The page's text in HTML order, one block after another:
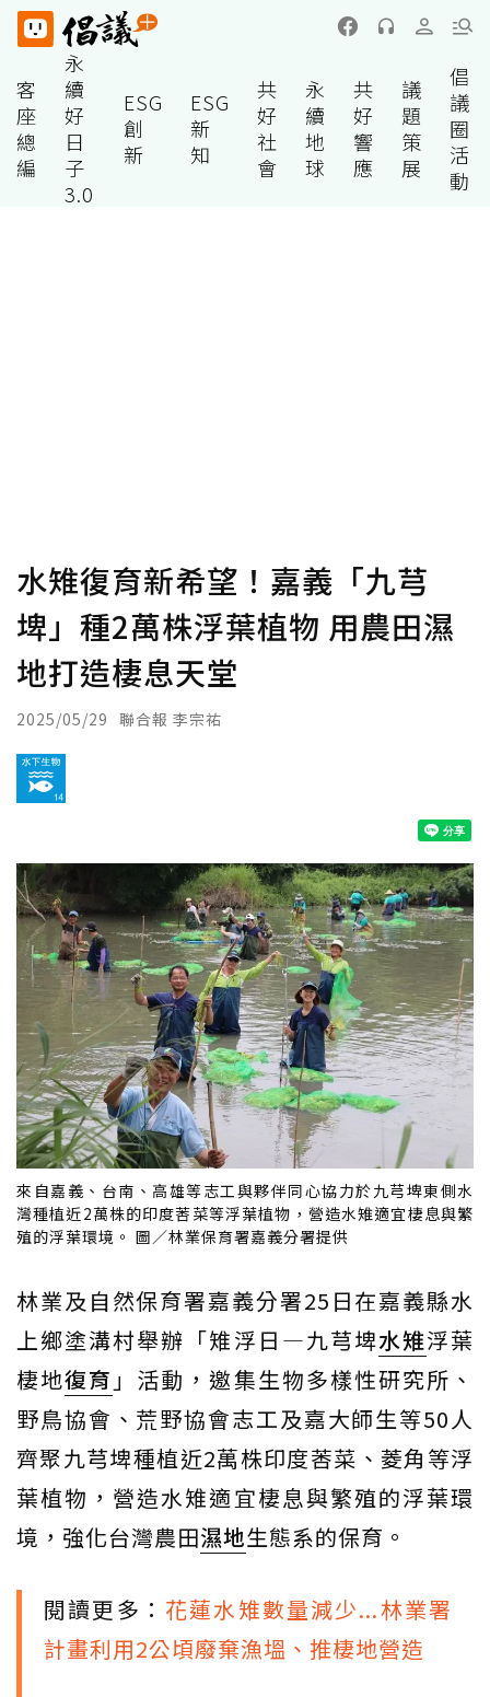
客
座
總
編
永
續
好
日
子
3.0
ESG
創
新
ESG
新
知
共
好
社
會
永
續
地
球
共
好
響
應
議
題
策
展
倡
議
圈
活
動
水雉復育新希望！嘉義「九芎
埤」種2萬株浮葉植物 用農田濕
地打造棲息天堂
2025/05/29 聯合報 李宗祐
來自嘉義、台南、高雄等志工與夥伴同心協力於九芎埤東側水
灣種植近2萬株的印度莕菜等浮葉植物，營造水雉適宜棲息與繁
殖的浮葉環境。 圖／林業保育署嘉義分署提供
林業及自然保育署嘉義分署25日在嘉義縣水
上鄉塗溝村舉辦「雉浮日—九芎埤水雉浮葉
棲地復育 」活動，邀集生物多樣性研究所、
野鳥協會、荒野協會志工及嘉大師生等50人
齊聚九芎埤種植近2萬株印度莕菜、菱角等浮
葉植物，營造水雉適宜棲息與繁殖的浮葉環
境，強化台灣農田濕地生態系的保育。
閱讀更多： 花蓮水雉數量減少...林業署
計畫利用2公頃廢棄漁塭、推棲地營造